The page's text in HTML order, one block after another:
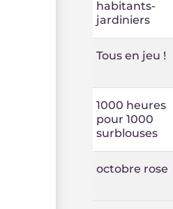
habitants-
jardiniers
Tous en jeu !
1000 heures
pour 1000
surblouses
octobre rose